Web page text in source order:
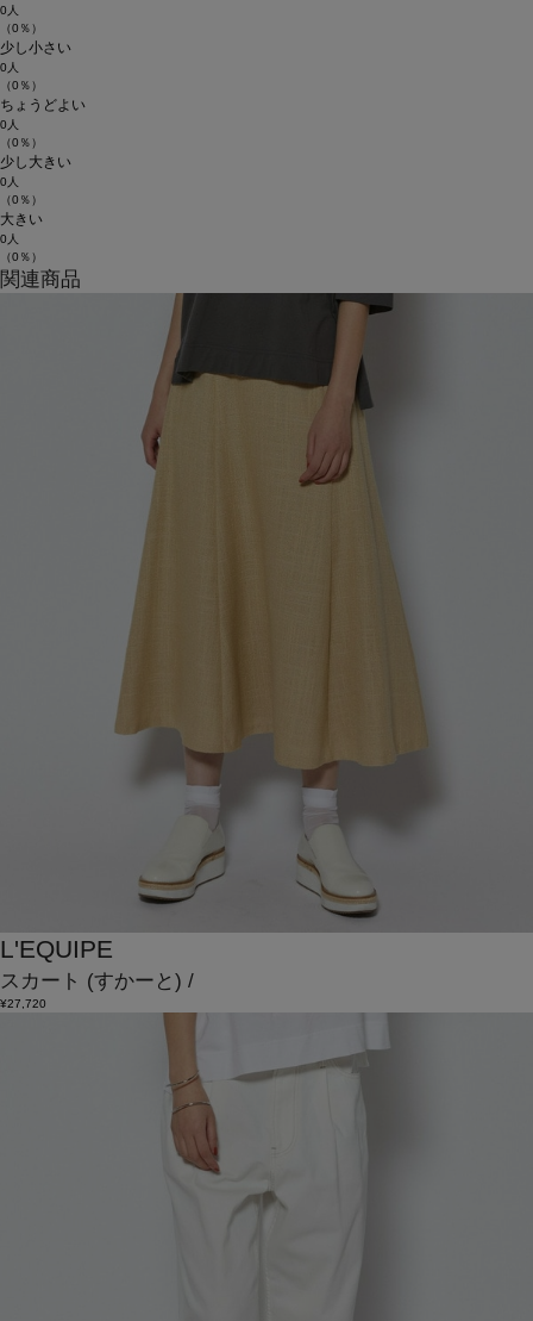
0人
（0％）
少し小さい
0人
（0％）
ちょうどよい
0人
（0％）
少し大きい
0人
（0％）
大きい
0人
（0％）
関連商品
L'EQUIPE
スカート (すかーと) /
¥27,720